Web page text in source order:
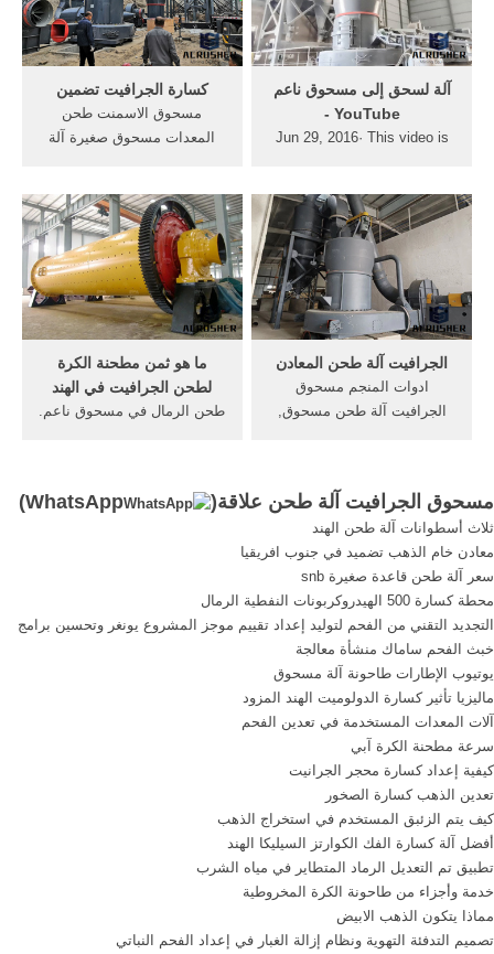
محطم مسحوق آلة طحن
النباتات آلة طحن الحجر في
طحن عجلات صانع آلة التدريب
...
كسارة الجرافيت تضمين
مسحوق الاسمنت طحن
المعدات مسحوق صغيرة آلة
الخشب آلة الطحين, الفوركس
على الانترنت Tangier-
Tetouan-Al Hoceima ...
‫آلة لسحق إلى مسحوق ناعم‬‎
- YouTube
Jun 29, 2016· This video is
ما هو ثمن مطحنة الكرة
لطحن الجرافيت في الهند
طحن الرمال في مسحوق ناعم.
في بيون طحن وآلة طحن
الجرافيت آلة طحن المعادن
ادوات المنجم مسحوق
الجرافيت آلة طحن مسحوق,
مصنف آلة طحن الذرى
الجزائرمصنع كسارة cs كسارة
زنبرك . [More/أكثر]
مسحوق الجرافيت آلة طحن علاقة( WhatsApp
)
ثلاث أسطوانات آلة طحن الهند
معادن خام الذهب تضميد في جنوب افريقيا
سعر آلة طحن قاعدة صغيرة snb
محطة كسارة 500 الهيدروكربونات النفطية الرمال
التجديد التقني من الفحم لتوليد إعداد تقييم موجز المشروع يونغر وتحسين برامج
خبث الفحم ساماك منشأة معالجة
يوتيوب الإطارات طاحونة آلة مسحوق
ماليزيا تأثير كسارة الدولوميت الهند المزود
آلات المعدات المستخدمة في تعدين الفحم
سرعة مطحنة الكرة آبي
كيفية إعداد كسارة محجر الجرانيت
تعدين الذهب كسارة الصخور
كيف يتم الزئبق المستخدم في استخراج الذهب
أفضل آلة كسارة الفك الكوارتز السيليكا الهند
تطبيق تم التعديل الرماد المتطاير في مياه الشرب
خدمة وأجزاء من طاحونة الكرة المخروطية
مماذا يتكون الذهب الابيض
تصميم التدفئة التهوية ونظام إزالة الغبار في إعداد الفحم النباتي